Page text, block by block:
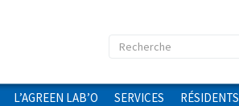
L’AGREEN LAB’O SERVICES RÉSIDENTS